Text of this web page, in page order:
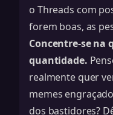
o Threads com
forem boas, as
Concentre-se na
quantidade.
realmente quer
memes
dos bastidores?